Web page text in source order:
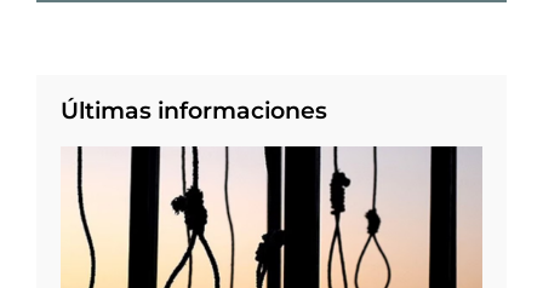
Últimas informaciones